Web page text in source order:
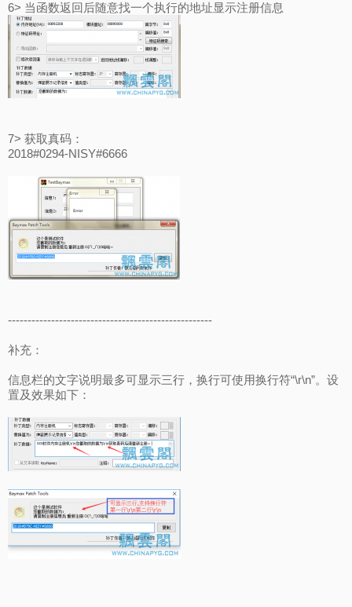
6> 当函数返回后随意找一个执行的地址显示注册信息
7> 获取真码：
2018#0294-NISY#6666
----------------------------------------------------
补充：
信息栏的文字说明最多可显示三行，换行可使用换行符“\r\n”。设
置及效果如下：